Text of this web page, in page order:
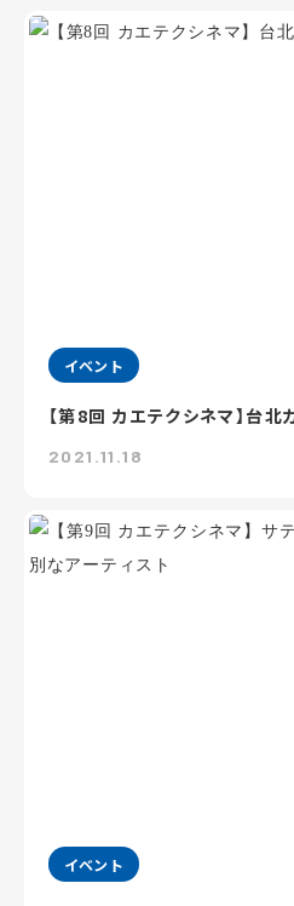
イベント
【第8回 カエテクシネマ】台北
2021.11.18
イベント